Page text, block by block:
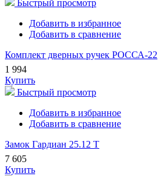
Быстрый просмотр
Добавить в избранное
Добавить в сравнение
Комплект дверных ручек РОССА-22
1 994
Купить
Быстрый просмотр
Добавить в избранное
Добавить в сравнение
Замок Гардиан 25.12 Т
7 605
Купить